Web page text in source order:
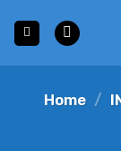
content
Home /